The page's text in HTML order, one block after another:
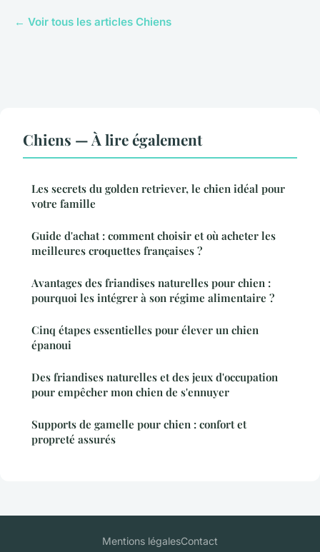
← Voir tous les articles Chiens
Chiens — À lire également
Les secrets du golden retriever, le chien idéal pour
votre famille
Guide d'achat : comment choisir et où acheter les
meilleures croquettes françaises ?
Avantages des friandises naturelles pour chien :
pourquoi les intégrer à son régime alimentaire ?
Cinq étapes essentielles pour élever un chien
épanoui
Des friandises naturelles et des jeux d'occupation
pour empêcher mon chien de s'ennuyer
Supports de gamelle pour chien : confort et
propreté assurés
Mentions légalesContact